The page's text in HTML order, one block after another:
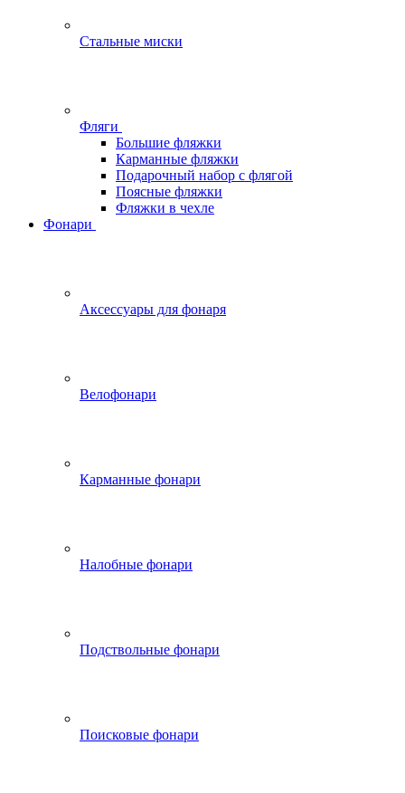
Стальные миски
Фляги
Большие фляжки
Карманные фляжки
Подарочный набор с флягой
Поясные фляжки
Фляжки в чехле
Фонари
Аксессуары для фонаря
Велофонари
Карманные фонари
Налобные фонари
Подствольные фонари
Поисковые фонари